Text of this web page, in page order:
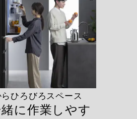
ひろびろスペース
に作業しやす